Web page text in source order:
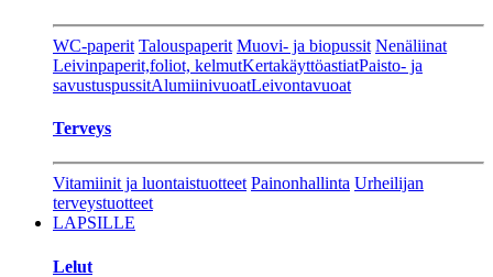
WC-paperit Talouspaperit Muovi- ja biopussit Nenäliinat
Leivinpaperit,foliot, kelmutKertakäyttöastiatPaisto- ja
savustuspussitAlumiinivuoatLeivontavuoat
Terveys
Vitamiinit ja luontaistuotteet Painonhallinta Urheilijan
terveystuotteet
LAPSILLE
Lelut